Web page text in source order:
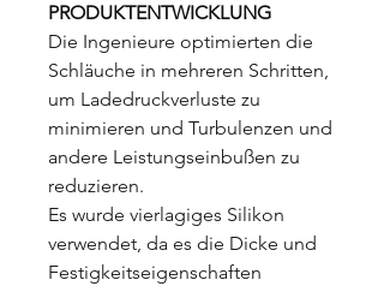
PRODUKTENTWICKLUNG
Die Ingenieure optimierten die
Schläuche in mehreren Schritten,
um Ladedruckverluste zu
minimieren und Turbulenzen und
andere Leistungseinbußen zu
reduzieren.
Es wurde vierlagiges Silikon
verwendet, da es die Dicke und
Festigkeitseigenschaften